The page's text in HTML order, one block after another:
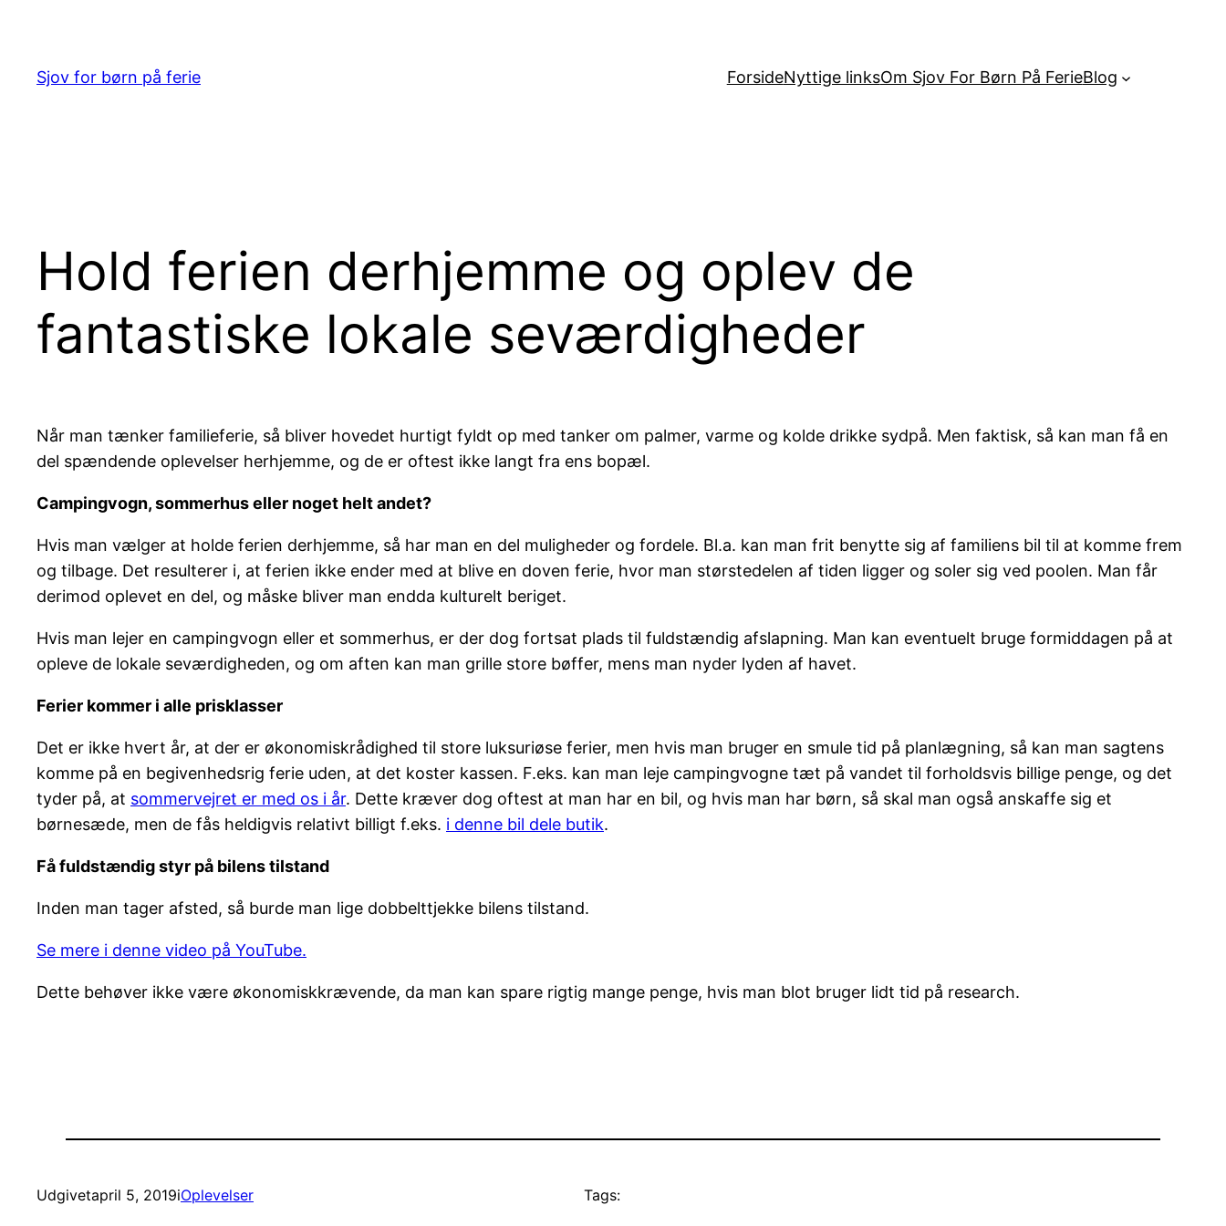
indhold
Sjov for børn på ferie ForsideNyttige linksOm Sjov For Børn På FerieBlog
Hold ferien derhjemme og oplev de
fantastiske lokale seværdigheder
Når man tænker familieferie, så bliver hovedet hurtigt fyldt op med tanker om palmer, varme og kolde drikke sydpå. Men faktisk, så kan man få en
del spændende oplevelser herhjemme, og de er oftest ikke langt fra ens bopæl.
Campingvogn, sommerhus eller noget helt andet?
Hvis man vælger at holde ferien derhjemme, så har man en del muligheder og fordele. Bl.a. kan man frit benytte sig af familiens bil til at komme frem
og tilbage. Det resulterer i, at ferien ikke ender med at blive en doven ferie, hvor man størstedelen af tiden ligger og soler sig ved poolen. Man får
derimod oplevet en del, og måske bliver man endda kulturelt beriget.
Hvis man lejer en campingvogn eller et sommerhus, er der dog fortsat plads til fuldstændig afslapning. Man kan eventuelt bruge formiddagen på at
opleve de lokale seværdigheden, og om aften kan man grille store bøffer, mens man nyder lyden af havet.
Ferier kommer i alle prisklasser
Det er ikke hvert år, at der er økonomiskrådighed til store luksuriøse ferier, men hvis man bruger en smule tid på planlægning, så kan man sagtens
komme på en begivenhedsrig ferie uden, at det koster kassen. F.eks. kan man leje campingvogne tæt på vandet til forholdsvis billige penge, og det
tyder på, at sommervejret er med os i år. Dette kræver dog oftest at man har en bil, og hvis man har børn, så skal man også anskaffe sig et
børnesæde, men de fås heldigvis relativt billigt f.eks. i denne bil dele butik.
Få fuldstændig styr på bilens tilstand
Inden man tager afsted, så burde man lige dobbelttjekke bilens tilstand.
Se mere i denne video på YouTube.
Dette behøver ikke være økonomiskkrævende, da man kan spare rigtig mange penge, hvis man blot bruger lidt tid på research.
Udgivetapril 5, 2019iOplevelser Tags: